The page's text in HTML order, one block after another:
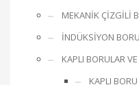
MEKANİK ÇİZGİLİ
İNDÜKSİYON
KAPLI BORULAR
KAPLI BORU